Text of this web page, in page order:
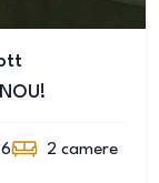
2 camere